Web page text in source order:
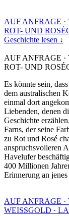
AUF ANFRAGE ·
ROT- UND
Geschichte lesen ↓
AUF ANFRAGE ·
ROT- UND
Es könnte sein,
dem australischen
einmal dort
Liebenden, denen
Geschichte
Farns, der seine
zu Rot und Rosé
anspruchsvolleren
Havelufer
400 Millionen
Erinnerung an
AUF ANFRAGE ·
WEISSGOLD ·